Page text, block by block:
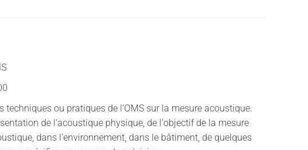
techniques ou pratiques de l'OMS sur la mesure acoustique.
de l'acoustique physique, de l'objectif de la mesure
dans l'environnement, dans le bâtiment, de quelques